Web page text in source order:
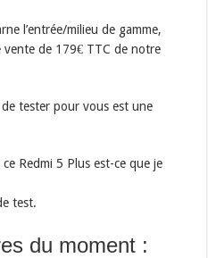
l’entrée/milieu de gamme,
de 179€ TTC de notre
de tester pour vous est une
Redmi 5 Plus est-ce que je
test.
du moment :